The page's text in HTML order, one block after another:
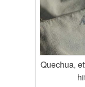
Quechua,